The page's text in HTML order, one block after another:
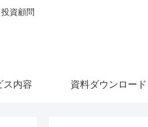
資顧問
ス内容 資料ダウンロード